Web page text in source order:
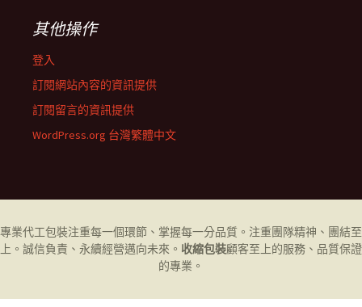
其他操作
登入
訂閱網站內容的資訊提供
訂閱留言的資訊提供
WordPress.org 台灣繁體中文
專業代工包裝注重每一個環節、掌握每一分品質。注重團隊精神、團結至
上。誠信負責、永續經營邁向未來。 收縮包裝顧客至上的服務、品質保證
的專業。